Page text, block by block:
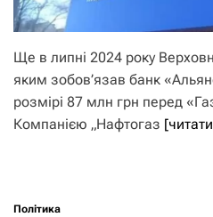
Ще в липні 2024 року
яким зобов’язав банк
розмірі 87 млн грн перед
Компанією „Нафтогаз
Політика